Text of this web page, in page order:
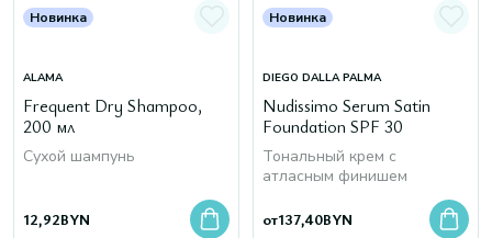
Новинка
ALAMA
Frequent Dry Shampoo,
200 мл
Сухой шампунь
12,92BYN
Новинка
DIEGO DALLA PALMA
Nudissimo Serum Satin
Foundation SPF 30
Тональный крем с
атласным финишем
от137,40BYN